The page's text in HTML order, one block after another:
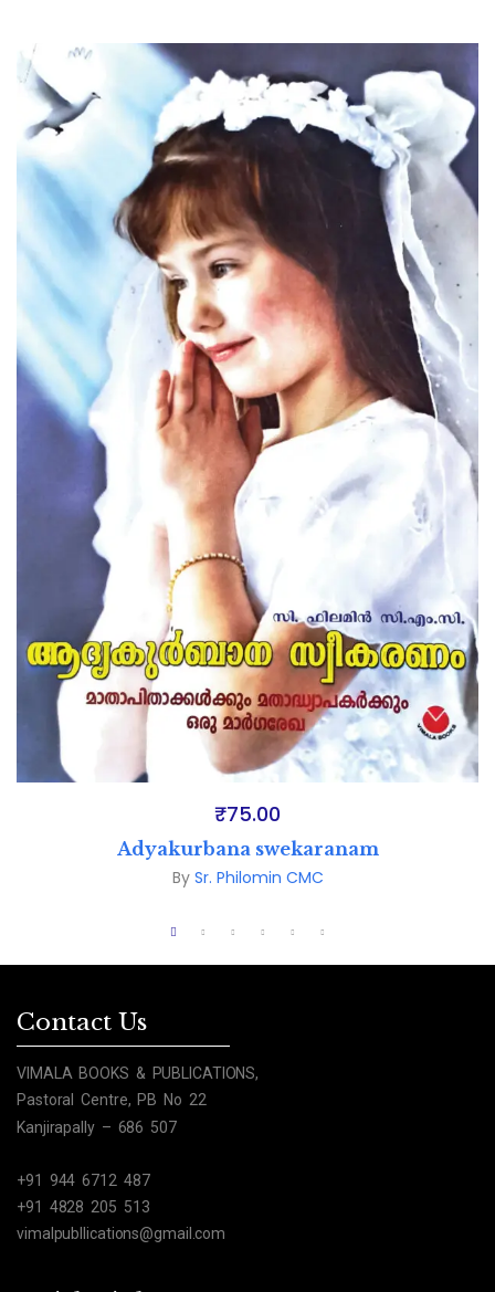
₹75.00
Adyakurbana swekaranam
By Sr. Philomin CMC
Contact Us
VIMALA BOOKS & PUBLICATIONS,
Pastoral Centre, PB No 22
Kanjirapally – 686 507
+91 944 6712 487
+91 4828 205 513
vimalpubllications@gmail.com